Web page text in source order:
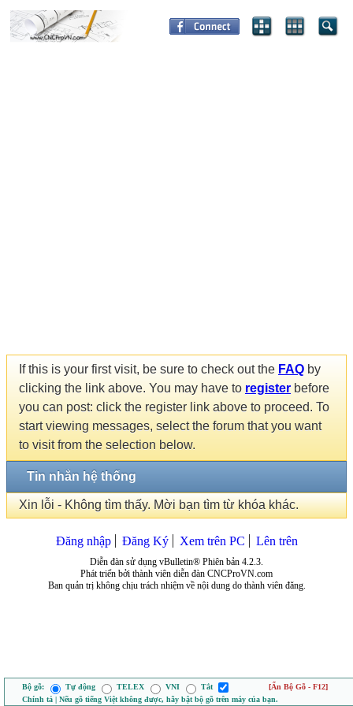
If this is your first visit, be sure to check out the FAQ by
clicking the link above. You may have to register before
you can post: click the register link above to proceed. To
start viewing messages, select the forum that you want
to visit from the selection below.
Tin nhắn hệ thống
Xin lỗi - Không tìm thấy. Mời bạn tìm từ khóa khác.
Đăng nhập Đăng Ký Xem trên PC Lên trên
Diễn đàn sử dụng vBulletin® Phiên bản 4.2.3.
Phát triển bởi thành viên diễn đàn CNCProVN.com
Ban quản trị không chịu trách nhiệm về nội dung do thành viên đăng.
Bộ gõ: Tự động TELEX VNI Tắt
[Ẩn Bộ Gõ - F12]
Chính tả | Nếu gõ tiếng Việt không được, hãy bật bộ gõ trên máy của bạn.